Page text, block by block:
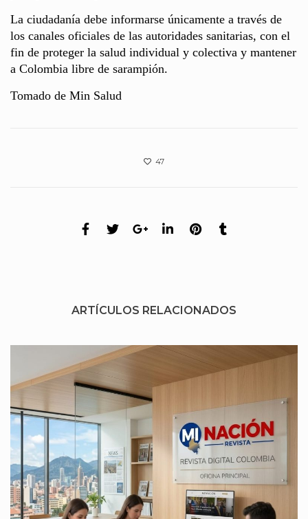
La ciudadanía debe informarse únicamente a través de
los canales oficiales de las autoridades sanitarias, con el
fin de proteger la salud individual y colectiva y mantener
a Colombia libre de sarampión.
Tomado de Min Salud
47
ARTÍCULOS RELACIONADOS